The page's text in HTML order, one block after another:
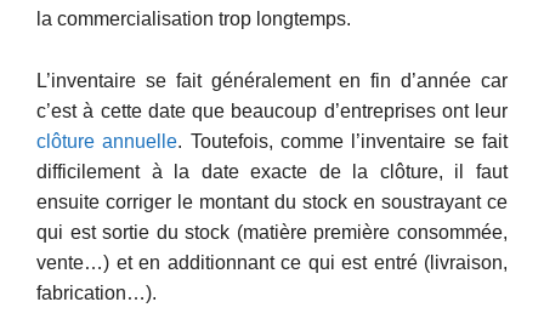
la commercialisation trop longtemps.
L’inventaire se fait généralement en fin d’année car
c’est à cette date que beaucoup d’entreprises ont leur
clôture annuelle. Toutefois, comme l’inventaire se fait
difficilement à la date exacte de la clôture, il faut
ensuite corriger le montant du stock en soustrayant ce
qui est sortie du stock (matière première consommée,
vente…) et en additionnant ce qui est entré (livraison,
fabrication…).